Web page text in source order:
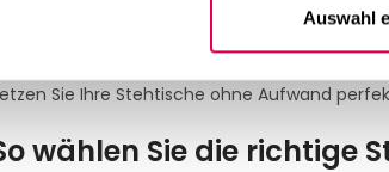
Auswahl
Sekunden ein elegantes Ambiente. Das
Caterer und Messebauer. Wählen Sie aus
Sie Ihre Stehtische ohne Aufwand
wählen Sie die richtige